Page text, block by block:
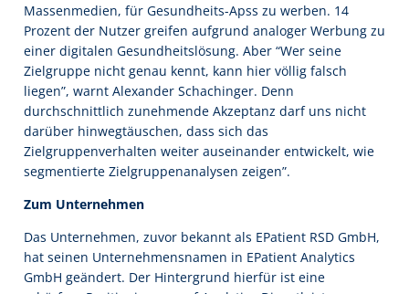
Massenmedien, für Gesundheits-Apss zu werben. 14
Prozent der Nutzer greifen aufgrund analoger Werbung zu
einer digitalen Gesundheitslösung. Aber “Wer seine
Zielgruppe nicht genau kennt, kann hier völlig falsch
liegen”, warnt Alexander Schachinger. Denn
durchschnittlich zunehmende Akzeptanz darf uns nicht
darüber hinwegtäuschen, dass sich das
Zielgruppenverhalten weiter auseinander entwickelt, wie
segmentierte Zielgruppenanalysen zeigen”.
Zum Unternehmen
Das Unternehmen, zuvor bekannt als EPatient RSD GmbH,
hat seinen Unternehmensnamen in EPatient Analytics
GmbH geändert. Der Hintergrund hierfür ist eine